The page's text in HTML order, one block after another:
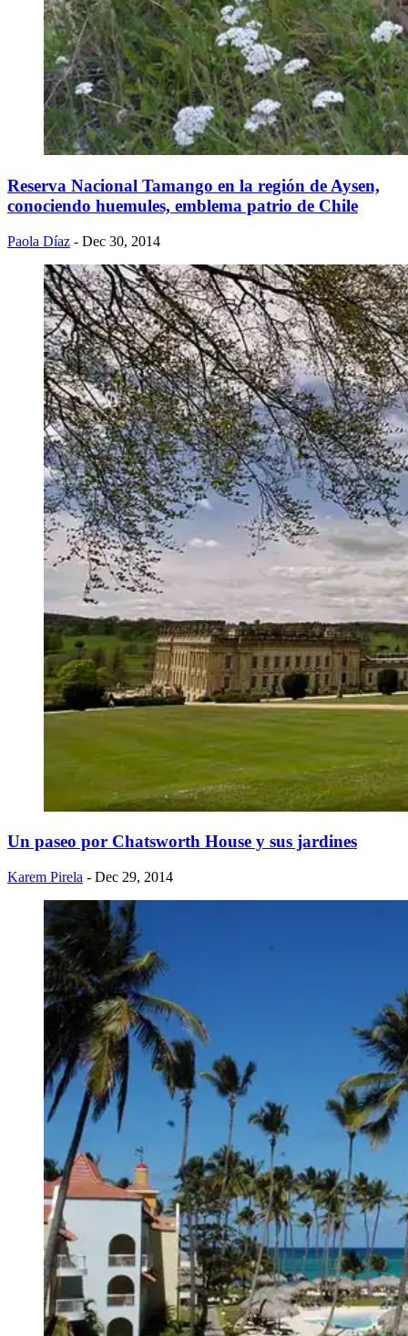
Reserva Nacional Tamango en la región de Aysen,
conociendo huemules, emblema patrio de Chile
Paola Díaz - Dec 30, 2014
Un paseo por Chatsworth House y sus jardines
Karem Pirela - Dec 29, 2014